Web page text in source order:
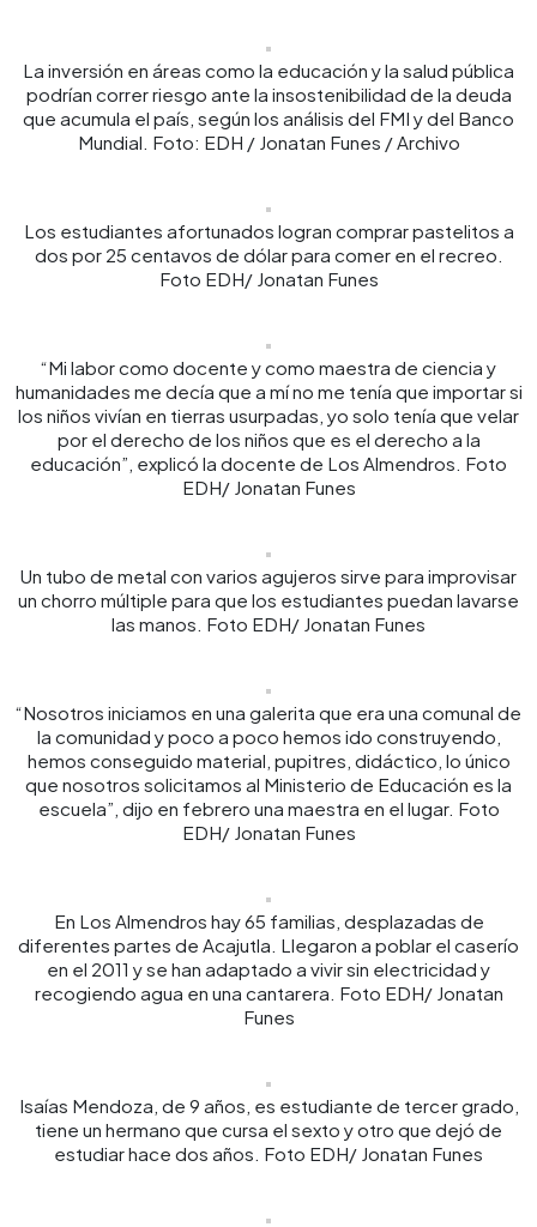
La inversión en áreas como la educación y la salud pública
podrían correr riesgo ante la insostenibilidad de la deuda
que acumula el país, según los análisis del FMI y del Banco
Mundial. Foto: EDH / Jonatan Funes / Archivo
Los estudiantes afortunados logran comprar pastelitos a
dos por 25 centavos de dólar para comer en el recreo.
Foto EDH/ Jonatan Funes
“Mi labor como docente y como maestra de ciencia y
humanidades me decía que a mí no me tenía que importar si
los niños vivían en tierras usurpadas, yo solo tenía que velar
por el derecho de los niños que es el derecho a la
educación”, explicó la docente de Los Almendros. Foto
EDH/ Jonatan Funes
Un tubo de metal con varios agujeros sirve para improvisar
un chorro múltiple para que los estudiantes puedan lavarse
las manos. Foto EDH/ Jonatan Funes
“Nosotros iniciamos en una galerita que era una comunal de
la comunidad y poco a poco hemos ido construyendo,
hemos conseguido material, pupitres, didáctico, lo único
que nosotros solicitamos al Ministerio de Educación es la
escuela”, dijo en febrero una maestra en el lugar. Foto
EDH/ Jonatan Funes
En Los Almendros hay 65 familias, desplazadas de
diferentes partes de Acajutla. Llegaron a poblar el caserío
en el 2011 y se han adaptado a vivir sin electricidad y
recogiendo agua en una cantarera. Foto EDH/ Jonatan
Funes
Isaías Mendoza, de 9 años, es estudiante de tercer grado,
tiene un hermano que cursa el sexto y otro que dejó de
estudiar hace dos años. Foto EDH/ Jonatan Funes